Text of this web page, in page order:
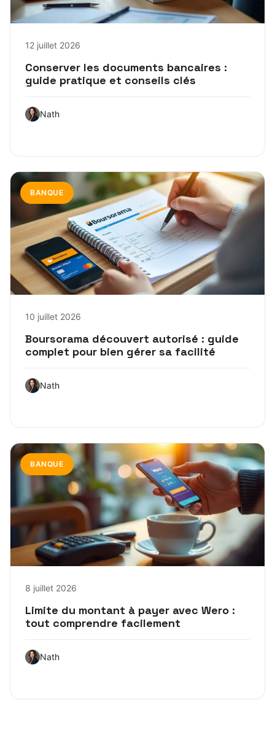
12 juillet 2026
Conserver les documents bancaires :
guide pratique et conseils clés
Nath
BANQUE
10 juillet 2026
Boursorama découvert autorisé : guide
complet pour bien gérer sa facilité
Nath
BANQUE
8 juillet 2026
Limite du montant à payer avec Wero :
tout comprendre facilement
Nath